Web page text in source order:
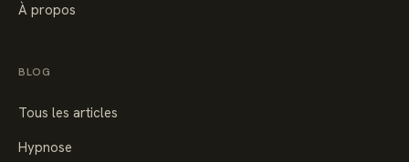
À propos
BLOG
Tous les articles
Hypnose